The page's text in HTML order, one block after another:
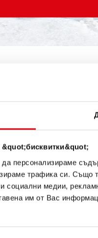
&quot;бисквитки&quot;
да персонализираме
трафика си. Също
социални медии,
им от Вас